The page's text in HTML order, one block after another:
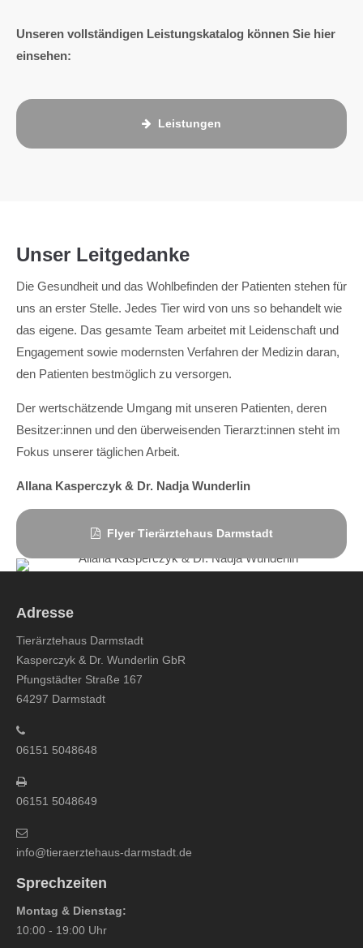
Unseren vollständigen Leistungskatalog können Sie hier
einsehen:
Leistungen
Unser Leitgedanke
Die Gesundheit und das Wohlbefinden der Patienten stehen für
uns an erster Stelle. Jedes Tier wird von uns so behandelt wie
das eigene. Das gesamte Team arbeitet mit Leidenschaft und
Engagement sowie modernsten Verfahren der Medizin daran,
den Patienten bestmöglich zu versorgen.
Der wertschätzende Umgang mit unseren Patienten, deren
Besitzer:innen und den überweisenden Tierarzt:innen steht im
Fokus unserer täglichen Arbeit.
Allana Kasperczyk & Dr. Nadja Wunderlin
Flyer Tierärztehaus Darmstadt
Adresse
Tierärztehaus Darmstadt
Kasperczyk & Dr. Wunderlin GbR
Pfungstädter Straße 167
64297 Darmstadt
06151 5048648
06151 5048649
info@tieraerztehaus-darmstadt.de
Sprechzeiten
Montag & Dienstag:
10:00 - 19:00 Uhr